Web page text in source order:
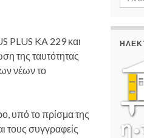
PLUS KA 229 και
της ταυτότητας
νέων το
υπό το πρίσμα της
τους συγγραφείς
for: